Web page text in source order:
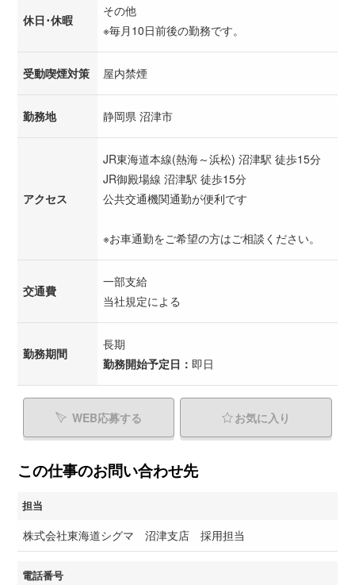
休日･休暇
その他
※毎月10日前後の勤務です。
受動喫煙対策 屋内禁煙
勤務地 静岡県 沼津市
アクセス
JR東海道本線(熱海～浜松) 沼津駅 徒歩15分
JR御殿場線 沼津駅 徒歩15分
公共交通機関通勤が便利です
※お車通勤をご希望の方はご相談ください。
交通費
一部支給
当社規定による
勤務期間
長期
勤務開始予定日： 即日
WEB応募する お気に入り
この仕事のお問い合わせ先
担当
株式会社東海道シグマ 沼津支店 採用担当
電話番号